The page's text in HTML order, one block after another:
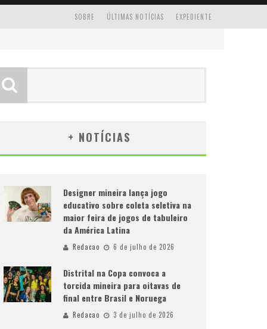
EXPEDIENTE
ÚLTIMAS NOTÍCIAS
SOBRE
+ NOTÍCIAS
Designer mineira lança jogo
educativo sobre coleta seletiva na
maior feira de jogos de tabuleiro
da América Latina
Redacao 6 de julho de 2026
Distrital na Copa convoca a
torcida mineira para oitavas de
final entre Brasil e Noruega
Redacao 3 de julho de 2026